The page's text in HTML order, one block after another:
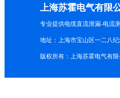
上海苏霍电气有限
专业提供电缆直流泄漏-电流
地址：上海市宝山区一二八纪
版权所有：上海苏霍电气有